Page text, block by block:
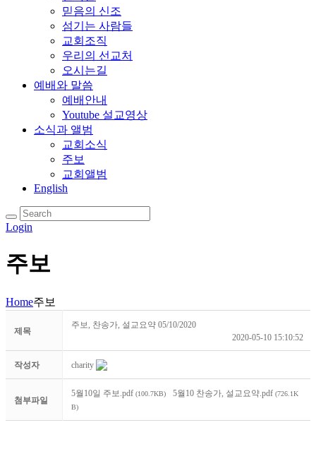
믿음의 신조
섬기는 사람들
교회조직
우리의 선교처
오시는길
예배와 말씀
예배안내
Youtube 설교영상
소식과 앨범
교회소식
주보
교회앨범
English
Login
주보
Home주보
제목
주보, 찬송가, 설교요약 05/10/2020
2020-05-10 15:10:52
작성자 charity
첨부파일
5월10일 주보.pdf (100.7KB) 5월10 찬송가, 설교요약.pdf (726.1K
B)